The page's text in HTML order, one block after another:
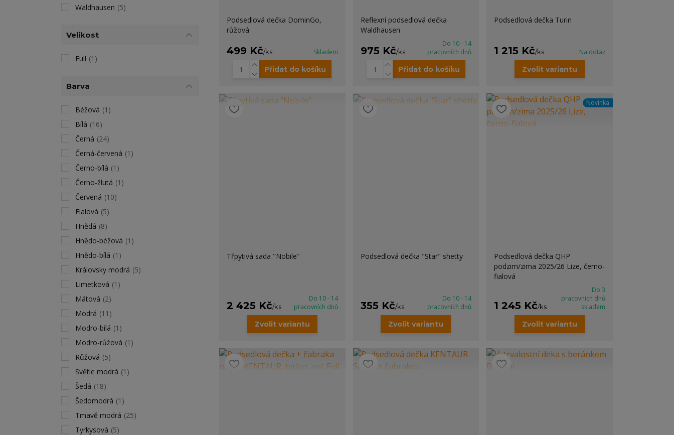
Podsedlová dečka DominGo,
růžová
499 Kč/ks Skladem
Přidat do košíku
Reflexní podsedlová dečka
Waldhausen
975 Kč/ks
Do 10 - 14
pracovních dnů
Přidat do košíku
Podsedlová dečka Turin
1 215 Kč/ks Na dotaz
Zvolit variantu
Třpytivá sada "Nobile"
2 425 Kč/ks
Do 10 - 14
pracovních dnů
Zvolit variantu
Podsedlová dečka "Star" shetty
355 Kč/ks
Do 10 - 14
pracovních dnů
Zvolit variantu
Novinka
Podsedlová dečka QHP
podzim/zima 2025/26 Lize, černo-
fialová
1 245 Kč/ks
Do 3
pracovních dnů
skladem
Zvolit variantu
Waldhausen (5)
Velikost
Full (1)
Barva
Béžová (1)
Bílá (16)
Černá (24)
Černá-červená (1)
Černo-bílá (1)
Černo-žlutá (1)
Červená (10)
Fialová (5)
Hnědá (8)
Hnědo-béžová (1)
Hnědo-bílá (1)
Královsky modrá (5)
Limetková (1)
Mátová (2)
Modrá (11)
Modro-bílá (1)
Modro-růžová (1)
Růžová (5)
Světle modrá (1)
Šedá (18)
Šedomodrá (1)
Tmavě modrá (25)
Tyrkysová (5)